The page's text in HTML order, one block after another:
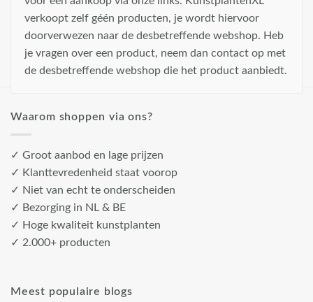
verkoopt zelf géén producten, je wordt hiervoor
doorverwezen naar de desbetreffende webshop. Heb
je vragen over een product, neem dan contact op met
de desbetreffende webshop die het product aanbiedt.
Waarom shoppen via ons?
✓ Groot aanbod en lage prijzen
✓ Klanttevredenheid staat voorop
✓ Niet van echt te onderscheiden
✓ Bezorging in NL & BE
✓ Hoge kwaliteit kunstplanten
✓ 2.000+ producten
Meest populaire blogs